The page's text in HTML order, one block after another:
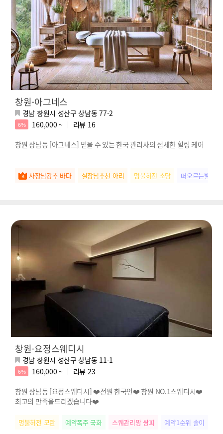
창원-아그네스
경남 창원시 성산구 상남동 77-2
6% 160,000 ~ 리뷰 16
창원 상남동 [아그네스] 믿을 수 있는 한국 관리사의 섬세한 힐링 케어
사장님강추 바다 실장님추천 아리 명불허전 소담 떠오르는별 아린
창원-요정스웨디시
경남 창원시 성산구 상남동 11-1
6% 160,000 ~ 리뷰 23
창원 상남동 [요정스웨디시] ❤️전원 한국인❤️ 창원 NO.1스웨디시❤️
최고의 만족을드리겠습니다❤️
명불허전 모란 예약폭주 국화 스웨관리짱 쌍피 예약1순위 솔이